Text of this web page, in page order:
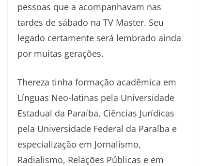
pessoas que a acompanhavam nas
tardes de sábado na TV Master. Seu
legado certamente será lembrado ainda
por muitas gerações.
Thereza tinha formação acadêmica em
Línguas Neo-latinas pela Universidade
Estadual da Paraíba, Ciências Jurídicas
pela Universidade Federal da Paraíba e
especialização em Jornalismo,
Radialismo, Relações Públicas e em